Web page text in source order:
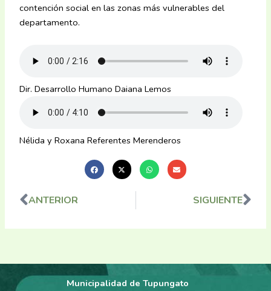
contención social en las zonas más vulnerables del
departamento.
Dir. Desarrollo Humano Daiana Lemos
Nélida y Roxana Referentes Merenderos
Ant
ANTERIOR SIGUIENTE
Municipalidad de Tupungato